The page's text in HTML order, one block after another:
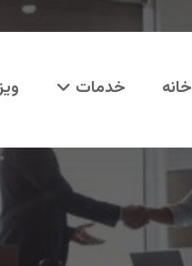
خانه خدمات